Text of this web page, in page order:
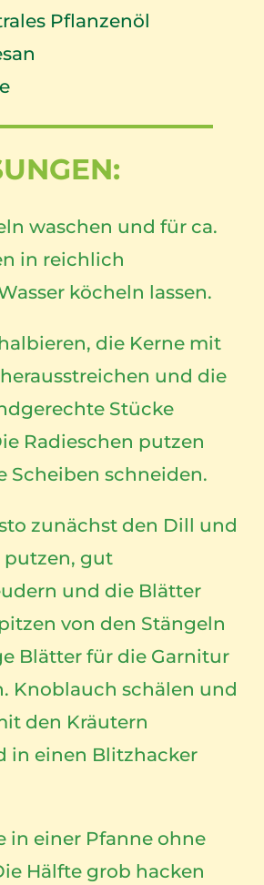
Pflanzenöl
waschen und für ca.
in reichlich
köcheln lassen.
die Kerne mit
und die
Stücke
Radieschen putzen
Scheiben schneiden.
zunächst den Dill und
putzen, gut
und die Blätter
von den Stängeln
Blätter für die Garnitur
Knoblauch schälen und
den Kräutern
in einen Blitzhacker
in einer Pfanne ohne
Hälfte grob hacken